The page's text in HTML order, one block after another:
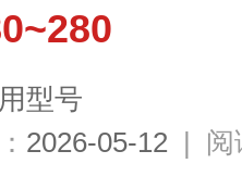
型号
2026-05-12 | 阅